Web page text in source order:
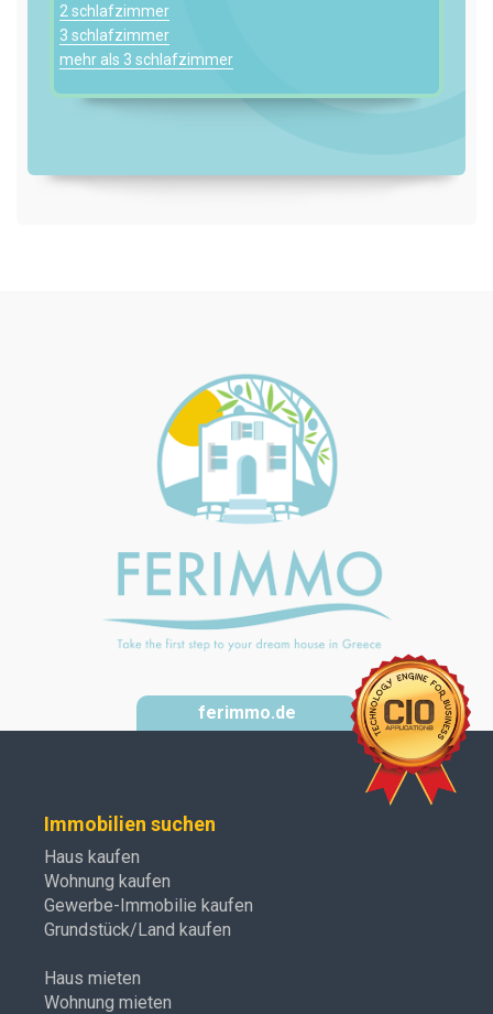
2 schlafzimmer
3 schlafzimmer
mehr als 3 schlafzimmer
ferimmo.de
Immobilien suchen
Haus kaufen
Wohnung kaufen
Gewerbe-Immobilie kaufen
Grundstück/Land kaufen
Haus mieten
Wohnung mieten